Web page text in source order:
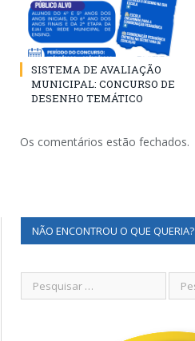
SISTEMA DE AVALIAÇÃO
MUNICIPAL: CONCURSO DE
DESENHO TEMÁTICO
Os comentários estão fechados.
NÃO ENCONTROU O QUE QUERIA?